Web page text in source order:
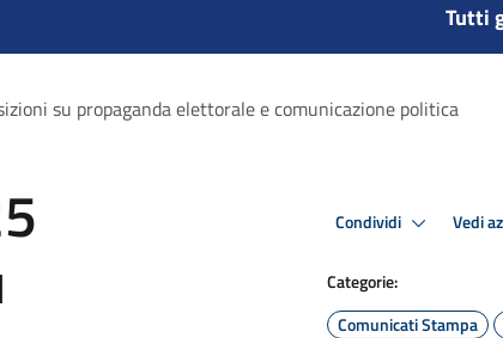
Tutti
su propaganda elettorale e comunicazione politica
Condividi Vedi
Categorie:
Comunicati Stampa